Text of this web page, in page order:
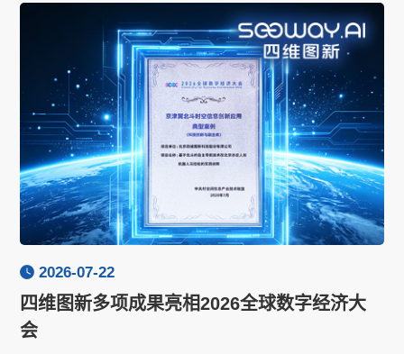
2026-07-22
四维图新多项成果亮相2026全球数字经济大
会